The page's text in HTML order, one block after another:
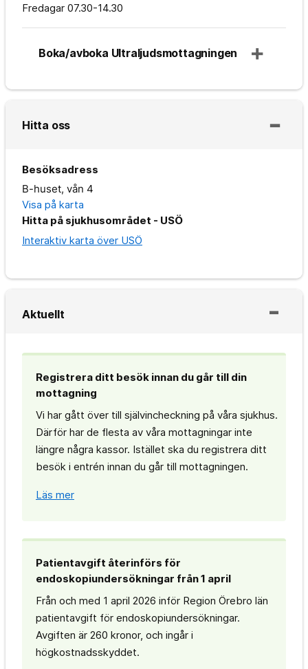
Fredagar 07.30-14.30
Boka/avboka Ultraljudsmottagningen
Hitta oss
Besöksadress
B-huset, vån 4
Visa på karta
Hitta på sjukhusområdet - USÖ
Interaktiv karta över USÖ
Aktuellt
Registrera ditt besök innan du går till din
mottagning
Vi har gått över till självincheckning på våra sjukhus.
Därför har de flesta av våra mottagningar inte
längre några kassor. Istället ska du registrera ditt
besök i entrén innan du går till mottagningen.
Läs mer
Patientavgift återinförs för
endoskopiundersökningar från 1 april
Från och med 1 april 2026 inför Region Örebro län
patientavgift för endoskopiundersökningar.
Avgiften är 260 kronor, och ingår i
högkostnadsskyddet.